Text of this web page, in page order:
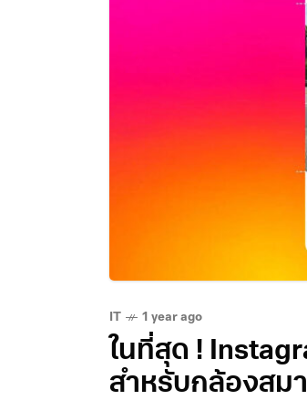
IT 1 year ago
ในที่สุด !
สำหรับกล้องสม